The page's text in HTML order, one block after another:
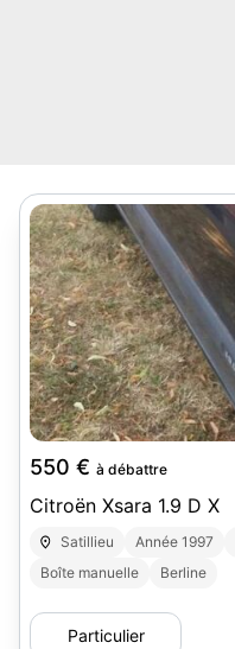
550 € à débattre
Citroën Xsara 1.9 D X
Satillieu Année 1997
Boîte manuelle
Berline
Particulier